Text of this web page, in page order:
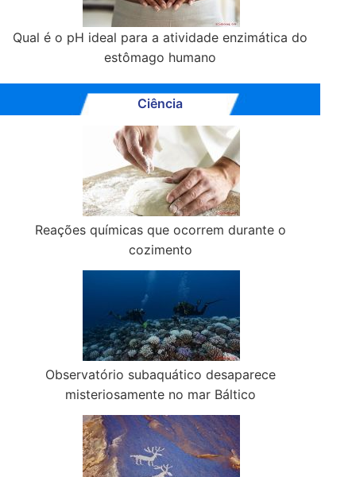
Qual é o pH ideal para a atividade enzimática do
estômago humano
Ciência
Reações químicas que ocorrem durante o
cozimento
Observatório subaquático desaparece
misteriosamente no mar Báltico